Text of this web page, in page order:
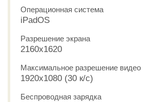
Операционная система
iPadOS
Разрешение экрана
2160x1620
Максимальное разрешение видео
1920x1080 (30 к/с)
Беспроводная зарядка